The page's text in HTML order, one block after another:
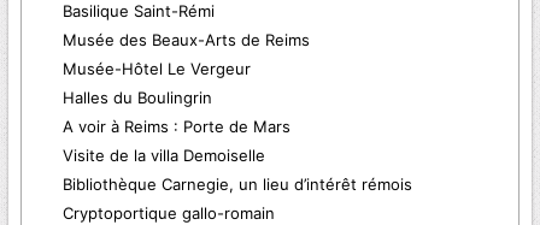
Basilique Saint-Rémi
Musée des Beaux-Arts de Reims
Musée-Hôtel Le Vergeur
Halles du Boulingrin
A voir à Reims : Porte de Mars
Visite de la villa Demoiselle
Bibliothèque Carnegie, un lieu d’intérêt rémois
Cryptoportique gallo-romain